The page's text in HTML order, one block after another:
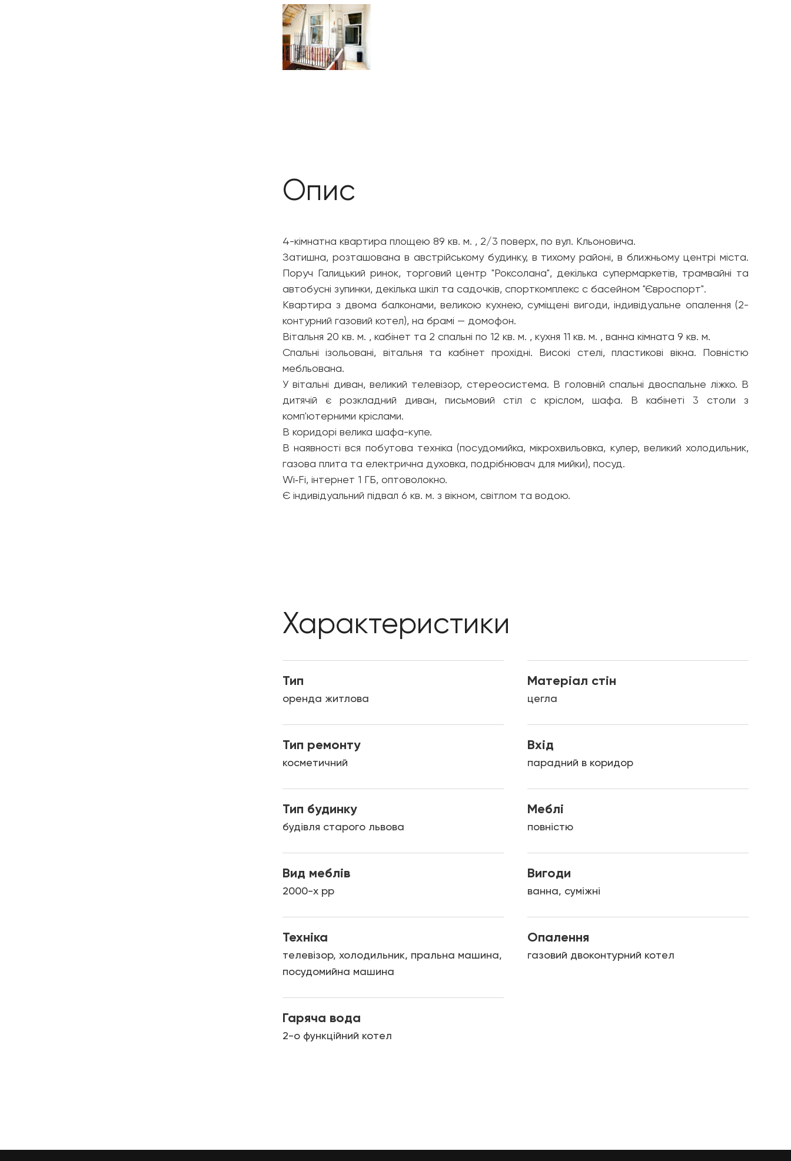
Опис
4-кімнатна квартира площею 89 кв. м. , 2/3 поверх, по вул. Кльоновича.
Затишна, розташована в австрійському будинку, в тихому районі, в ближньому центрі міста.
Поруч Галицький ринок, торговий центр "Роксолана", декілька супермаркетів, трамвайні та
автобусні зупинки, декілька шкіл та садочків, спорткомплекс с басейном "Євроспорт".
Квартира з двома балконами, великою кухнею, суміщені вигоди, індивідуальне опалення (2-
контурний газовий котел), на брамі — домофон.
Вітальня 20 кв. м. , кабінет та 2 спальні по 12 кв. м. , кухня 11 кв. м. , ванна кімната 9 кв. м.
Спальні ізольовані, вітальня та кабінет прохідні. Високі стелі, пластикові вікна. Повністю
мебльована.
У вітальні диван, великий телевізор, стереосистема. В головній спальні двоспальне ліжко. В
дитячій є розкладний диван, письмовий стіл с кріслом, шафа. В кабінеті 3 столи з
комп'ютерними кріслами.
В коридорі велика шафа-купе.
В наявності вся побутова техніка (посудомийка, мікрохвильовка, кулер, великий холодильник,
газова плита та електрична духовка, подрібнювач для мийки), посуд.
Wi‑Fi, інтернет 1 ГБ, оптоволокно.
Характеристики
Тип
оренда житлова
Матеріал стін
цегла
Тип ремонту
косметичний
Вхід
парадний в коридор
Тип будинку
будівля старого львова
Меблі
повністю
Вид меблів
2000-х рр
Вигоди
ванна, суміжні
Техніка
телевізор, холодильник, пральна машина,
посудомийна машина
Опалення
газовий двоконтурний котел
Гаряча вода
2-о функційний котел